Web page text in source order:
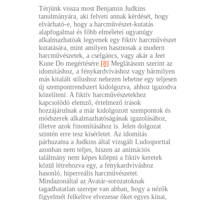
Térjünk vissza most Benjamin Judkins
tanulmányára, aki felveti annak kérdését, hogy
elvárható-e, hogy a harcművészet-kutatás
alapfogalmai és főbb elméletei ugyanúgy
alkalmazhatóak legyenek egy fiktív harcművészet
kutatására, mint amilyen hasznosak a modern
harcművészetek, a cselgáncs, vagy akár a Jeet
Kune Do megértésére. [8] Meglátásom szerint az
idomításhoz, a fénykardvíváshoz vagy bármilyen
más kitalált stílushoz nehezen lehetne egy teljesen
új szempontrendszert kidolgozva, ahhoz igazodva
közelíteni. A fiktív harcművészetekhez
kapcsolódó elemző, értelmező írások
hozzájárulnak a már kidolgozott szempontok és
módszerek alkalmazhatóságának igazolásához,
illetve azok finomításához is. Jelen dolgozat
szintén erre tesz kísérletet. Az idomítás
párhuzama a Judkins által vizsgált Ludosporttal
azonban nem teljes, hiszen az animációs
találmány nem képes kilépni a fiktív keretek
közül létrehozva egy, a fénykardvíváshoz
hasonló, hiperreális harcművészetet.
Mindazonáltal az Avatár-sorozatoknak
tagadhatatlan szerepe van abban, hogy a nézők
figyelmét felkeltve elvezesse őket egyes kínai,